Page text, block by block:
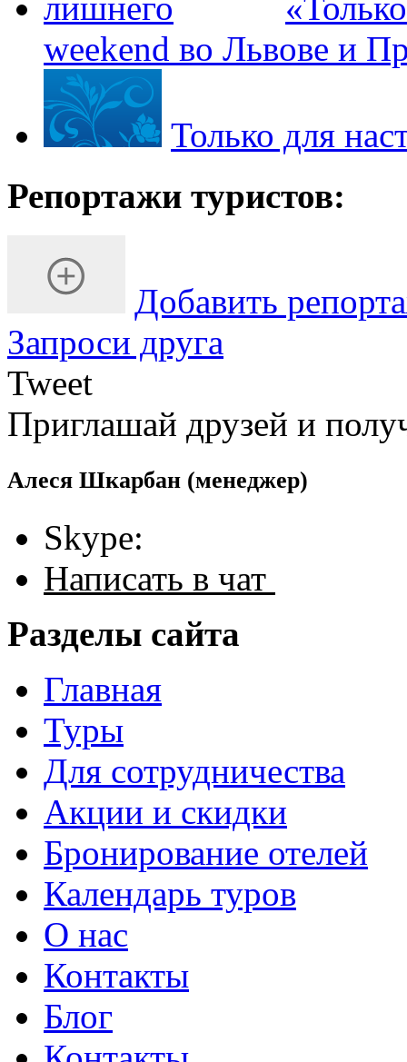
weekend во Львове и
Только для
Репортажи туристов:
Добавить
Запроси друга
Tweet
Приглашай друзей и
Алеся Шкарбан (менеджер)
Skype:
Написать в чат
Разделы сайта
Главная
Туры
Для сотрудничества
Акции и скидки
Бронирование отелей
Календарь туров
О нас
Контакты
Блог